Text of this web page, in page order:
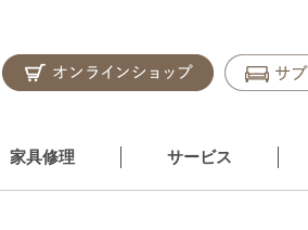
家具修理 サービス